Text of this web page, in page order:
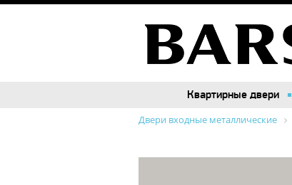
Квартирные двери
Квартирные двери
Двери входные металлические